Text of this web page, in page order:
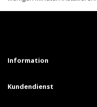
Information
Kundendienst